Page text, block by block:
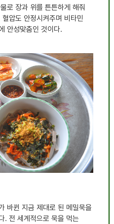
로 장과 위를 튼튼하게 해줘
압도 안정시켜주며 비타민
안성맞춤인 것이다.
바뀐 지금 제대로 된 메밀묵을
.전 세계적으로 묵을 먹는